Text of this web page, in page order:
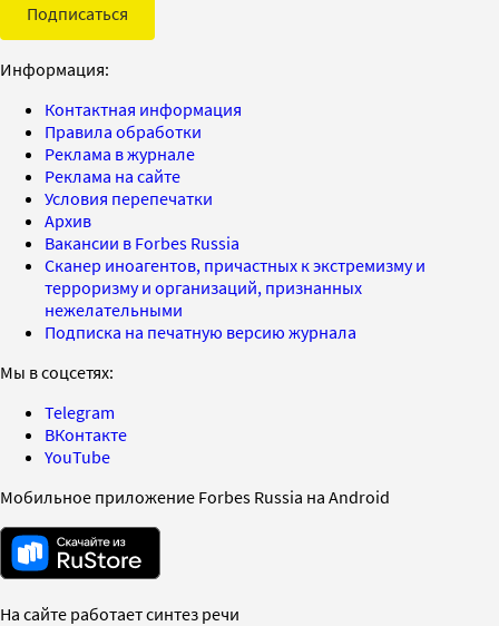
Подписаться
Информация:
Контактная информация
Правила обработки
Реклама в журнале
Реклама на сайте
Условия перепечатки
Архив
Вакансии в Forbes Russia
Сканер иноагентов, причастных к экстремизму и
терроризму и организаций, признанных
нежелательными
Подписка на печатную версию журнала
Мы в соцсетях:
Telegram
ВКонтакте
YouTube
Мобильное приложение Forbes Russia на Android
На сайте работает синтез речи